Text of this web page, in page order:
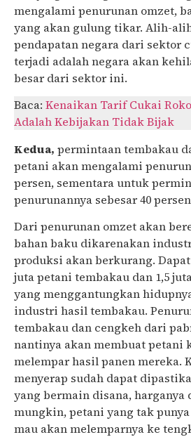
mengalami penurunan omzet,
yang akan gulung tikar. Alih-
pendapatan negara dari sektor
terjadi adalah negara akan
besar dari sektor ini.
Baca: Kenaikan Tarif Cukai
Adalah Kebijakan Tidak Bijak
Kedua, permintaan tembakau
petani akan mengalami
persen, sementara untuk
penurunannya sebesar 40
Dari penurunan omzet akan
bahan baku dikarenakan
produksi akan berkurang.
juta petani tembakau dan 1,5
yang menggantungkan
industri hasil tembakau.
tembakau dan cengkeh dari
nantinya akan membuat petani
melempar hasil panen mereka.
menyerap sudah dapat
yang bermain disana, harganya
mungkin, petani yang tak
mau akan melemparnya ke